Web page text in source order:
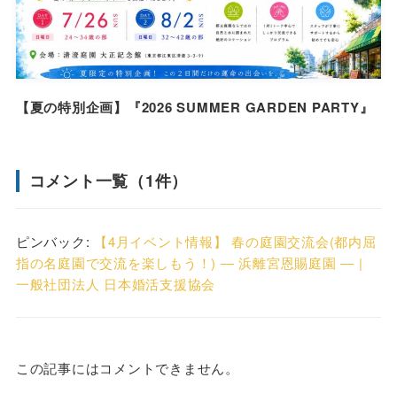
【夏の特別企画】『2026 SUMMER GARDEN PARTY』
コメント一覧（1件）
ピンバック:
【4月イベント情報】 春の庭園交流会(都内屈
指の名庭園で交流を楽しもう！) ― 浜離宮恩賜庭園 ― |
一般社団法人 日本婚活支援協会
この記事にはコメントできません。